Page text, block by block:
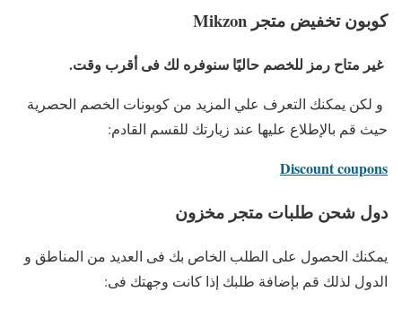
كوبون تخفيض متجر Mikzon
غير متاح رمز للخصم حاليًا سنوفره لك فى أقرب وقت.
و لكن يمكنك التعرف علي المزيد من كوبونات الخصم الحصرية
حيث قم بالإطلاع عليها عند زيارتك للقسم القادم:
Discount coupons
دول شحن طلبات متجر مخزون
يمكنك الحصول على الطلب الخاص بك فى العديد من المناطق و
الدول لذلك قم بإضافة طلبك إذا كانت وجهتك فى: